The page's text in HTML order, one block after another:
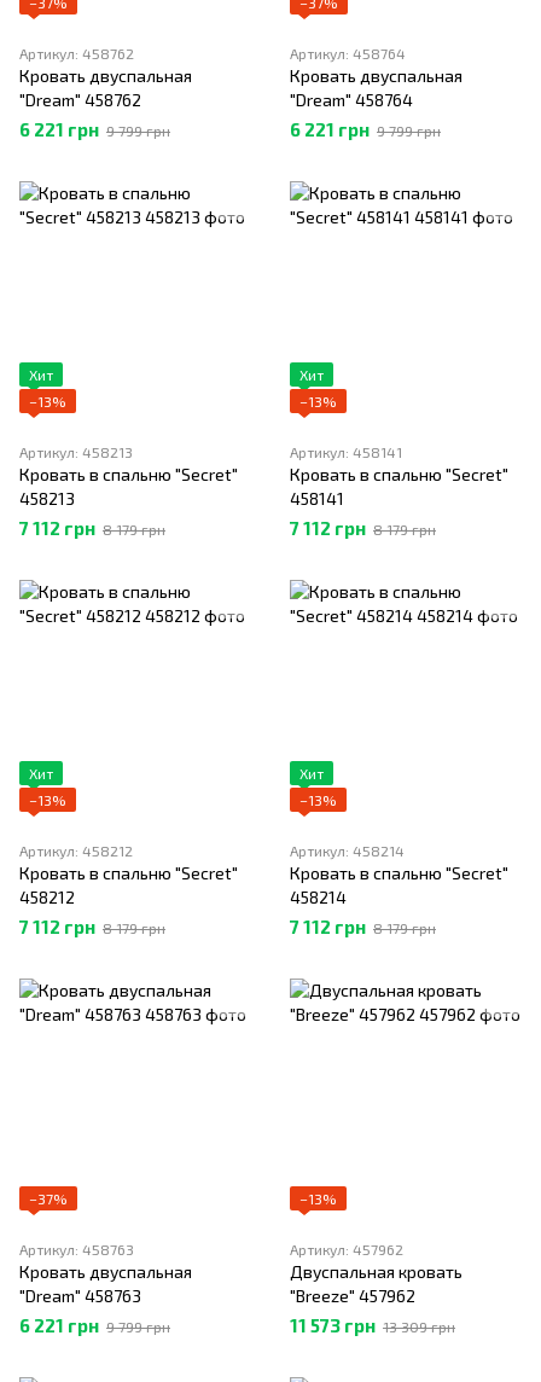
Артикул: 458762
Кровать двуспальная
"Dream" 458762
6 221 грн 9 799 грн
Артикул: 458764
Кровать двуспальная
"Dream" 458764
6 221 грн 9 799 грн
Хит
−13%
Артикул: 458213
Кровать в спальню "Secret"
458213
7 112 грн 8 179 грн
Хит
−13%
Артикул: 458141
Кровать в спальню "Secret"
458141
7 112 грн 8 179 грн
Хит
−13%
Артикул: 458212
Кровать в спальню "Secret"
458212
7 112 грн 8 179 грн
Хит
−13%
Артикул: 458214
Кровать в спальню "Secret"
458214
7 112 грн 8 179 грн
−37%
Артикул: 458763
Кровать двуспальная
"Dream" 458763
6 221 грн 9 799 грн
−13%
Артикул: 457962
Двуспальная кровать
"Breeze" 457962
11 573 грн 13 309 грн